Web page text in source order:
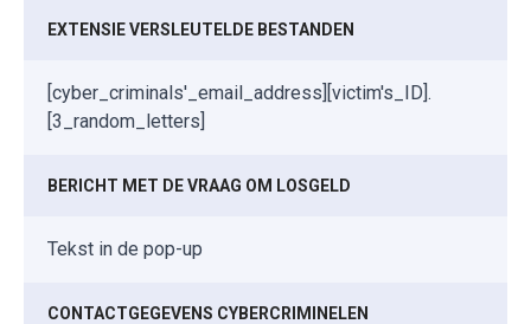
EXTENSIE VERSLEUTELDE BESTANDEN
[cyber_criminals'_email_address][victim's_ID].
[3_random_letters]
BERICHT MET DE VRAAG OM LOSGELD
Tekst in de pop-up
CONTACTGEGEVENS CYBERCRIMINELEN